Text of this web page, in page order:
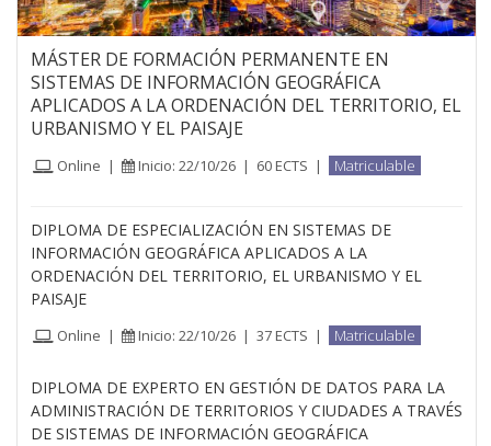
MÁSTER DE FORMACIÓN PERMANENTE EN
SISTEMAS DE INFORMACIÓN GEOGRÁFICA
APLICADOS A LA ORDENACIÓN DEL TERRITORIO, EL
URBANISMO Y EL PAISAJE
Online | Inicio: 22/10/26 | 60 ECTS | Matriculable
DIPLOMA DE ESPECIALIZACIÓN EN SISTEMAS DE
INFORMACIÓN GEOGRÁFICA APLICADOS A LA
ORDENACIÓN DEL TERRITORIO, EL URBANISMO Y EL
PAISAJE
Online | Inicio: 22/10/26 | 37 ECTS | Matriculable
DIPLOMA DE EXPERTO EN GESTIÓN DE DATOS PARA LA
ADMINISTRACIÓN DE TERRITORIOS Y CIUDADES A TRAVÉS
DE SISTEMAS DE INFORMACIÓN GEOGRÁFICA